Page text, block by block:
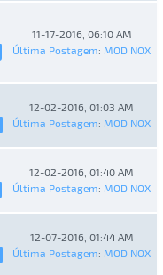
11-17-2016, 06:10 AM
Última Postagem: MOD NOX
12-02-2016, 01:03 AM
Última Postagem: MOD NOX
12-02-2016, 01:40 AM
Última Postagem: MOD NOX
12-07-2016, 01:44 AM
Última Postagem: MOD NOX